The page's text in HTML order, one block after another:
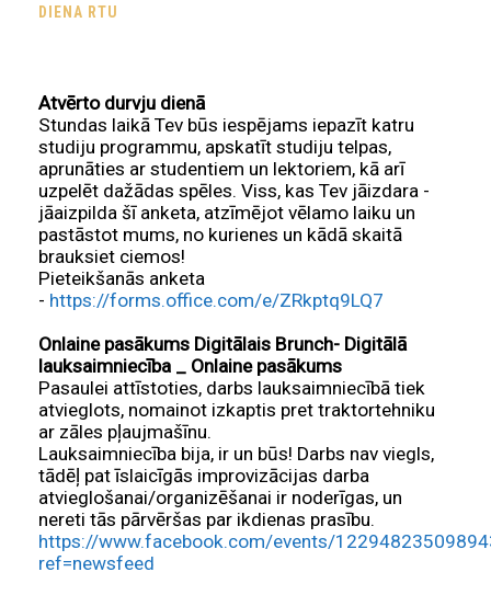
DIENA RTU
Atvērto durvju dienā
Stundas laikā Tev būs iespējams iepazīt katru
studiju programmu, apskatīt studiju telpas,
aprunāties ar studentiem un lektoriem, kā arī
uzpelēt dažādas spēles. Viss, kas Tev jāizdara -
jāaizpilda šī anketa, atzīmējot vēlamo laiku un
pastāstot mums, no kurienes un kādā skaitā
brauksiet ciemos!
Pieteikšanās anketa
- https://forms.office.com/e/ZRkptq9LQ7
Onlaine pasākums Digitālais Brunch- Digitālā
lauksaimniecība _ Onlaine pasākums
Pasaulei attīstoties, darbs lauksaimniecībā tiek
atvieglots, nomainot izkaptis pret traktortehniku
ar zāles pļaujmašīnu.
Lauksaimniecība bija, ir un būs! Darbs nav viegls,
tādēļ pat īslaicīgās improvizācijas darba
atvieglošanai/organizēšanai ir noderīgas, un
nereti tās pārvēršas par ikdienas prasību.
https://www.facebook.com/events/
ref=newsfeed